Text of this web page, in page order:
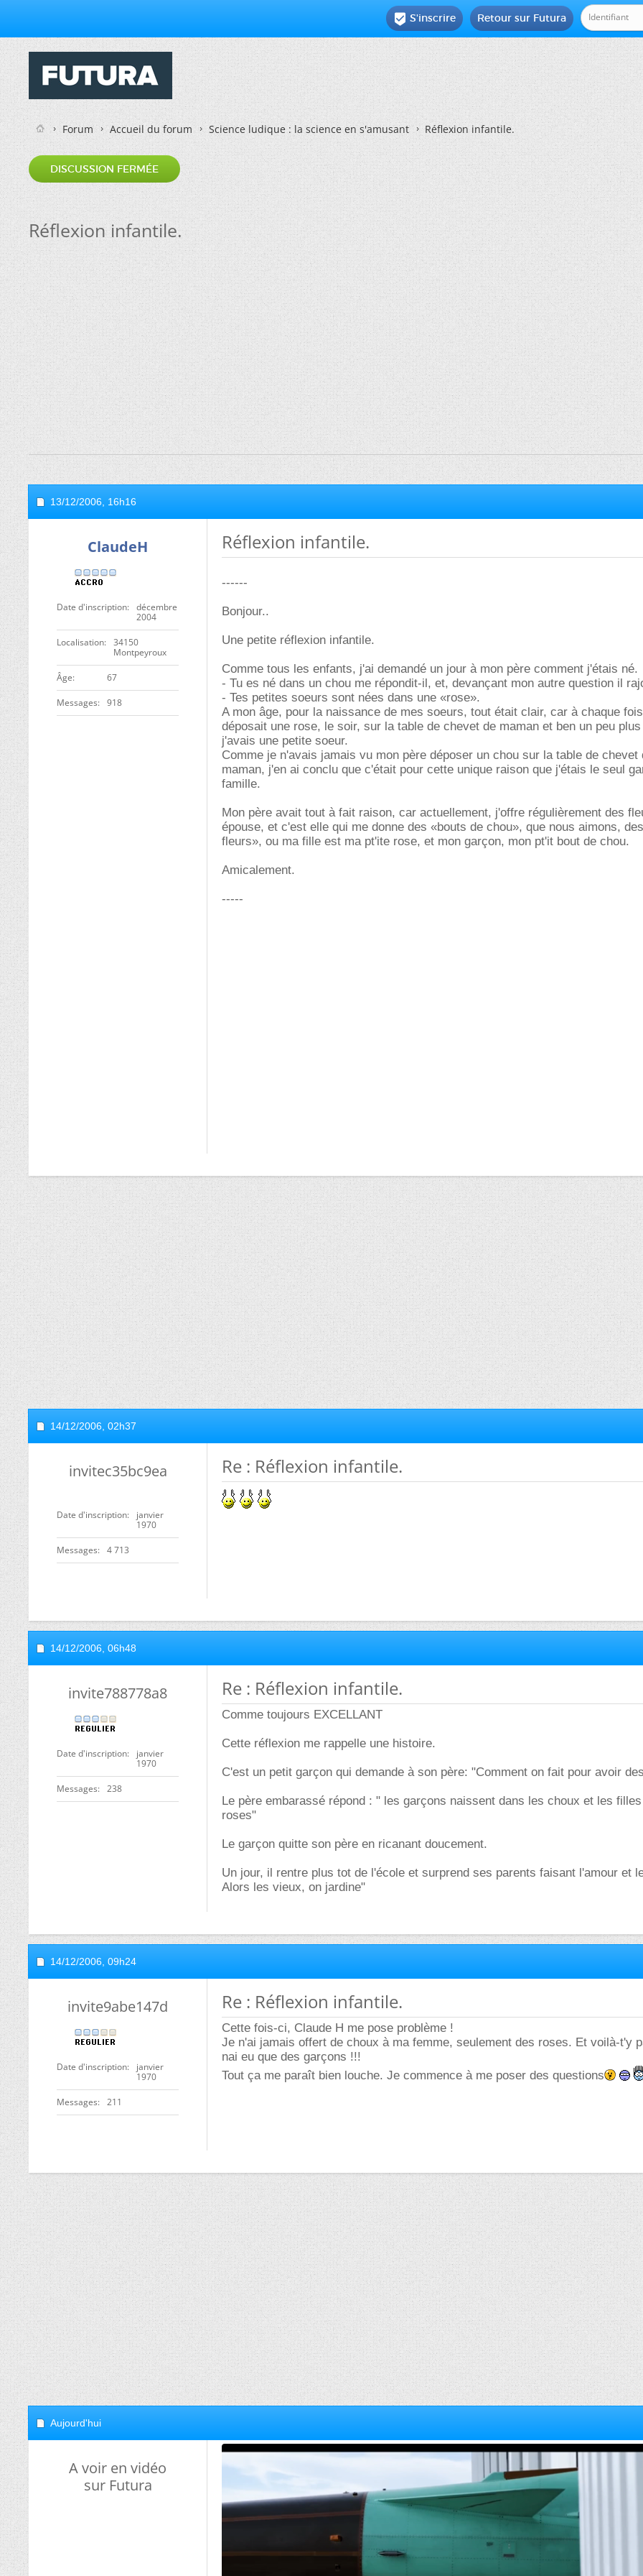
Retour sur Futura
 S'inscrire
Forum Accueil du forum Science ludique : la science en s'amusant Réflexion infantile.
DISCUSSION FERMÉE
Réflexion infantile.
13/12/2006, 16h16
ClaudeH
Date d'inscription
décembre
2004
Localisation
34150
Montpeyroux
ge 67
Messages 918
Réflexion infantile.
------
Bonjour..
Une petite réflexion infantile.
Comme tous les enfants, j'ai demandé un jour à mon père comment j'étais né.
- Tu es né dans un chou me répondit-il, et, devançant mon autre question il
- Tes petites soeurs sont nées dans une «rose».
A mon âge, pour la naissance de mes soeurs, tout était clair, car à chaque
déposait une rose, le soir, sur la table de chevet de maman et ben un peu
j'avais une petite soeur.
Comme je n'avais jamais vu mon père déposer un chou sur la table de chevet
maman, j'en ai conclu que c'était pour cette unique raison que j'étais le seul
famille.
Mon père avait tout à fait raison, car actuellement, j'offre régulièrement des
épouse, et c'est elle qui me donne des «bouts de chou», que nous aimons,
fleurs», ou ma fille est ma pt'ite rose, et mon garçon, mon pt'it bout de chou.
Amicalement.
-----
14/12/2006, 02h37
invitec35bc9ea
Date d'inscription
janvier
1970
Messages 4 713
Re : Réflexion infantile.
14/12/2006, 06h48
invite788778a8
Date d'inscription
janvier
1970
Messages 238
Re : Réflexion infantile.
Comme toujours EXCELLANT
Cette réflexion me rappelle une histoire.
C'est un petit garçon qui demande à son père: "Comment on fait pour avoir
Le père embarassé répond : " les garçons naissent dans les choux et les
roses"
Le garçon quitte son père en ricanant doucement.
Un jour, il rentre plus tot de l'école et surprend ses parents faisant l'amour et
Alors les vieux, on jardine"
14/12/2006, 09h24
invite9abe147d
Date d'inscription
janvier
1970
Messages 211
Re : Réflexion infantile.
Cette fois-ci, Claude H me pose problème !
Je n'ai jamais offert de choux à ma femme, seulement des roses. Et voilà-t'y
nai eu que des garçons !!!
Tout ça me paraît bien louche. Je commence à me poser des questions
Aujourd'hui
A voir en vidéo
sur Futura